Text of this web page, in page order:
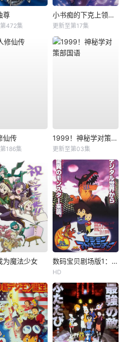
尊
472集
小书痴的下克上领主的养女
更新至第17集
仙传
186集
1999！神秘学对策部国语
更新至第03集
为魔法少女 数码宝贝剧场版1：滚球兽诞生之谜
HD